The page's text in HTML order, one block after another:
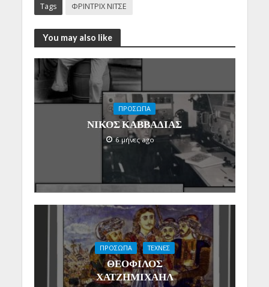
Tags ΦΡΙΝΤΡΙΧ ΝΙΤΣΕ
You may also like
ΠΡΟΣΩΠΑ
ΝΙΚΟΣ ΚΑΒΒΑΔΙΑΣ
6 μήνες ago
ΠΡΟΣΩΠΑ ΤΕΧΝΕΣ
ΘΕΟΦΙΛΟΣ
ΧΑΤΖΗΜΙΧΑΗΛ